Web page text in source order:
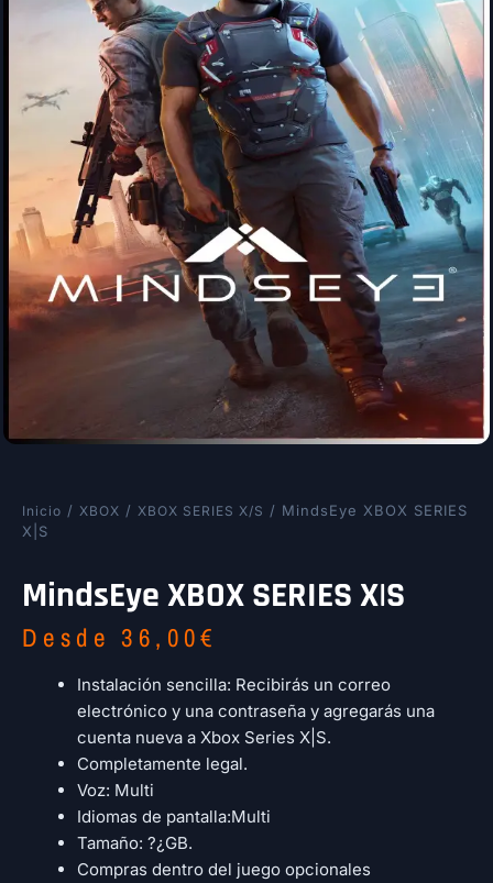
Inicio / XBOX / XBOX SERIES X/S / MindsEye XBOX SERIES
X|S
MindsEye XBOX SERIES X|S
Desde36,00€
Instalación sencilla: Recibirás un correo
electrónico y una contraseña y agregarás una
cuenta nueva a Xbox Series X|S.
Completamente legal.
Voz: Multi
Idiomas de pantalla:Multi
Tamaño: ?¿GB.
Compras dentro del juego opcionales